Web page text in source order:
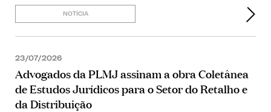
NOTÍCIA
23/07/2026
Advogados da PLMJ assinam a obra Coletânea
de Estudos Jurídicos para o Setor do Retalho e
da Distribuição